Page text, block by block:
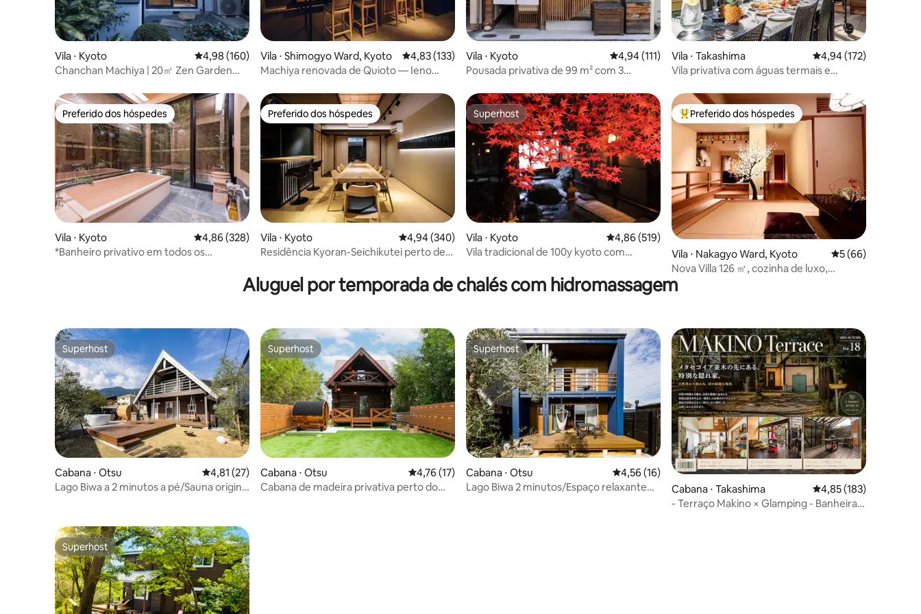
Vila ⋅ Kyoto 4,98 de uma avaliação média de 5, 160 avaliações
4,98 (160)
Chanchan Machiya | 20㎡ Zen Garden｜
Vila ⋅ Shimogyo Ward, Kyoto 4,83 de uma avaliação média de 5, 133 avaliações
4,83 (133)
Machiya renovada de Quioto — Ieno
Vila ⋅ Kyoto 4,94 de uma avaliação média de 5, 111 avaliações
4,94 (111)
Pousada privativa de 99 m² com 3
para grupos
Vila ⋅ Takashima 4,94 de uma avaliação
4,94 (172)
Vila privativa com águas termais e
Preferido dos hóspedes
Preferido dos hóspedes
Vila ⋅ Kyoto 4,86 de uma avaliação média de 5, 328 avaliações
4,86 (328)
*Banheiro privativo em todos os
Preferido dos hóspedes
Preferido dos hóspedes
Vila ⋅ Kyoto 4,94 de uma avaliação média de 5, 340 avaliações
4,94 (340)
Residência Kyoran-Seichikutei perto de
Superhost
Superhost
Vila ⋅ Kyoto 4,86 de uma avaliação média de 5, 519 avaliações
4,86 (519)
Vila tradicional de 100y kyoto com
Entre os melhores preferidos dos hóspedes
Preferido dos hóspedes
Vila ⋅ Nakagyo Ward, Kyoto 5 de uma
5 (66)
Nova Villa 126 ㎡, cozinha de luxo,
estacionamento, castelo de Nijo
Aluguel por temporada de chalés com hidromassagem
Superhost
Superhost
Cabana ⋅ Otsu 4,81 de uma avaliação média de 5, 27 avaliações
4,81 (27)
Lago Biwa a 2 minutos a pé/Sauna original
Superhost
Superhost
Cabana ⋅ Otsu 4,76 de uma avaliação média de 5, 17 avaliações
4,76 (17)
Cabana de madeira privativa perto do
Superhost
Superhost
Cabana ⋅ Otsu 4,56 de uma avaliação média de 5, 16 avaliações
4,56 (16)
Lago Biwa 2 minutos/Espaço relaxante
Cabana ⋅ Takashima 4,85 de uma avaliação
4,85 (183)
- Terraço Makino × Glamping - Banheira
Superhost
Superhost